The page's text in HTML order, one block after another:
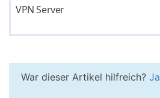
VPN Server
War dieser Artikel hilfreich? Ja